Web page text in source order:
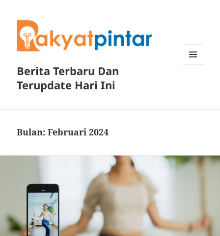
Berita Terbaru Dan
Terupdate Hari Ini
Bulan:Februari 2024